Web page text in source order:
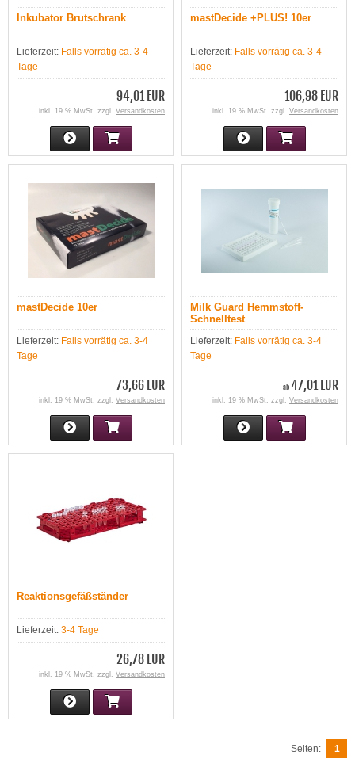
Inkubator Brutschrank
Lieferzeit: Falls vorrätig ca. 3-4
Tage
94,01 EUR
inkl. 19 % MwSt. zzgl. Versandkosten
mastDecide +PLUS! 10er
Lieferzeit: Falls vorrätig ca. 3-4
Tage
106,98 EUR
inkl. 19 % MwSt. zzgl. Versandkosten
mastDecide 10er
Lieferzeit: Falls vorrätig ca. 3-4
Tage
73,66 EUR
inkl. 19 % MwSt. zzgl. Versandkosten
Milk Guard Hemmstoff-
Schnelltest
Lieferzeit: Falls vorrätig ca. 3-4
Tage
ab47,01 EUR
inkl. 19 % MwSt. zzgl. Versandkosten
Reaktionsgefäßständer
Lieferzeit: 3-4 Tage
26,78 EUR
inkl. 19 % MwSt. zzgl. Versandkosten
Seiten: 1